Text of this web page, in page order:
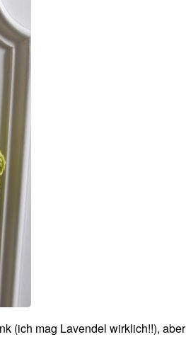
(ich mag Lavendel wirklich!!), aber